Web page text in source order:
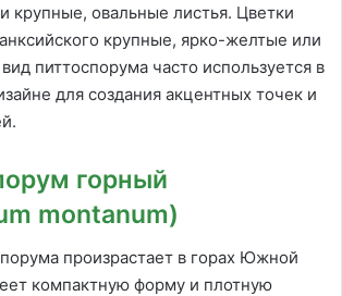
крупные, овальные листья. Цветки
крупные, ярко-желтые или
питтоспорума часто используется в
для создания акцентных точек и
горный
montanum)
произрастает в горах Южной
компактную форму и плотную